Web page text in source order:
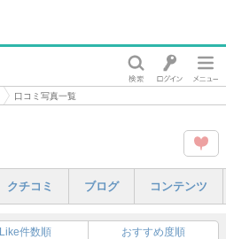
口コミ写真一覧
この
タグ
を
クチコミ ブログ コンテンツ
Like件数順 おすすめ度順